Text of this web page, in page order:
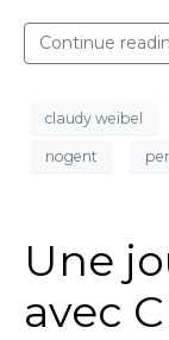
Continue
claudy weibel
nogent
Une
avec